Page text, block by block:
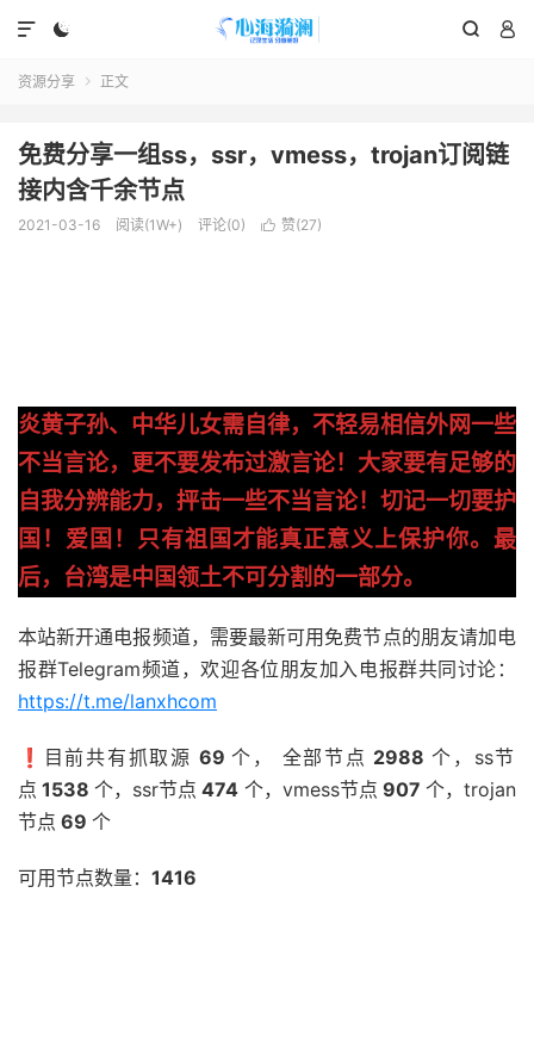
  

资源分享  正文
免费分享一组ss，ssr，vmess，trojan订阅链
接内含千余节点
2021-03-16 阅读(1W+) 评论(0)  赞(27)
炎黄子孙、中华儿女需自律，不轻易相信外网一些
不当言论，更不要发布过激言论！大家要有足够的
自我分辨能力，抨击一些不当言论！切记一切要护
国！爱国！只有祖国才能真正意义上保护你。最
后，台湾是中国领土不可分割的一部分。
本站新开通电报频道，需要最新可用免费节点的朋友请加电
报群Telegram频道，欢迎各位朋友加入电报群共同讨论：
https://t.me/lanxhcom
❗️目前共有抓取源 69个， 全部节点 2988个，ss节
点 1538个，ssr节点 474 个，vmess节点 907 个，trojan
节点 69 个
可用节点数量： 1416